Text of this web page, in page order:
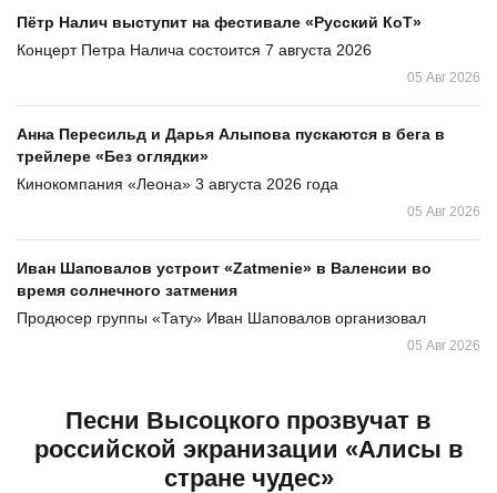
Пётр Налич выступит на фестивале «Русский КоТ»
Концерт Петра Налича состоится 7 августа 2026
05 Авг 2026
Анна Пересильд и Дарья Алыпова пускаются в бега в
трейлере «Без оглядки»
Кинокомпания «Леона» 3 августа 2026 года
05 Авг 2026
Иван Шаповалов устроит «Zatmenie» в Валенсии во
время солнечного затмения
Продюсер группы «Тату» Иван Шаповалов организовал
05 Авг 2026
Песни Высоцкого прозвучат в
российской экранизации «Алисы в
стране чудес»